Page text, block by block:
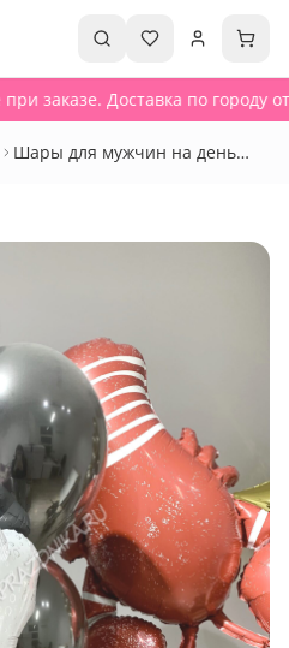
заказе. Доставка по городу
Шары для мужчин на день